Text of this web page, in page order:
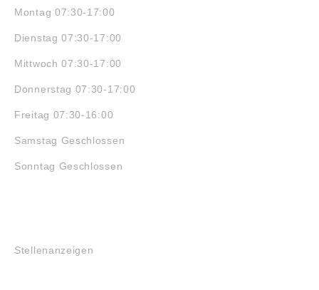
Montag 07:30-17:00
Dienstag 07:30-17:00
Mittwoch 07:30-17:00
Donnerstag 07:30-17:00
Freitag 07:30-16:00
Samstag Geschlossen
Sonntag Geschlossen
Stellenanzeigen